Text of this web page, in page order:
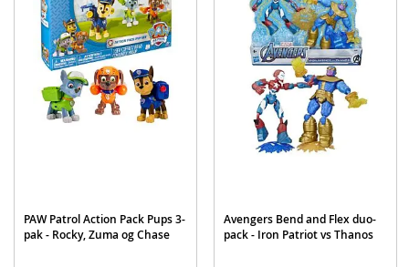
5010993812837
Mærke
PAW Patrol Action Pack Pups 3-
pak - Rocky, Zuma og Chase
Avengers Bend and Flex duo-
pack - Iron Patriot vs Thanos